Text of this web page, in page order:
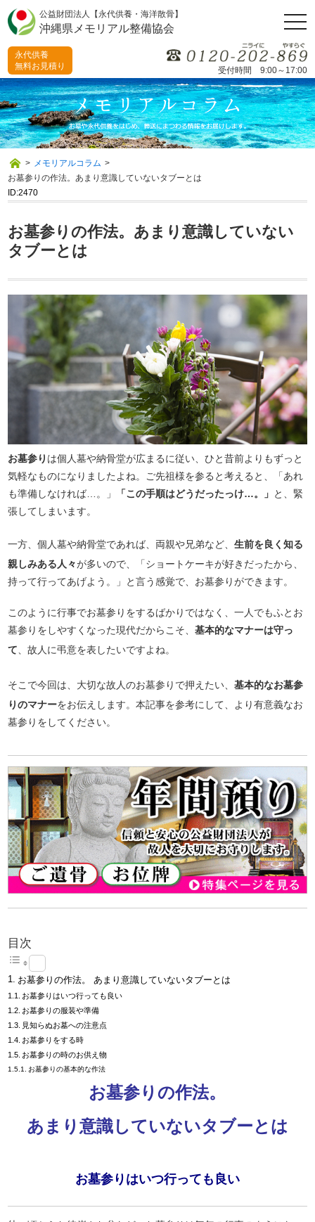
公益財団法人【永代供養・海洋散骨】
沖縄県メモリアル整備協会
受付時間 9:00～17:00
永代供養
無料お見積り
> メモリアルコラム >
お墓参りの作法。あまり意識していないタブーとは
ID:2470
お墓参りの作法。あまり意識していない
タブーとは
お墓参り は個人墓や納骨堂が広まるに従い、ひと昔前よりもずっと
気軽なものになりましたよね。ご先祖様を参ると考えると、「あれ
も準備しなければ…。」
「この手順はどうだったっけ…。」 と、緊
張してしまいます。
一方、個人墓や納骨堂であれば、両親や兄弟など、生前を良く知る
親しみある人々が多いので、「ショートケーキが好きだったから、
持って行ってあげよう。」と言う感覚で、お墓参りができます。
このように行事でお墓参りをするばかりではなく、一人でもふとお
墓参りをしやすくなった現代だからこそ、基本的なマナーは守っ
て 、故人に弔意を表したいですよね。
そこで今回は、大切な故人のお墓参りで押えたい、基本的なお墓参
りのマナーをお伝えします。本記事を参考にして、より有意義なお
墓参りをしてください。
目次
お墓参りの作法。 あまり意識していないタブーとは
お墓参りはいつ行っても良い
お墓参りの服装や準備
見知らぬお墓への注意点
お墓参りをする時
お墓参りの時のお供え物
お墓参りの基本的な作法
お墓参りの作法。
あまり意識していないタブーとは
お墓参りはいつ行っても良い